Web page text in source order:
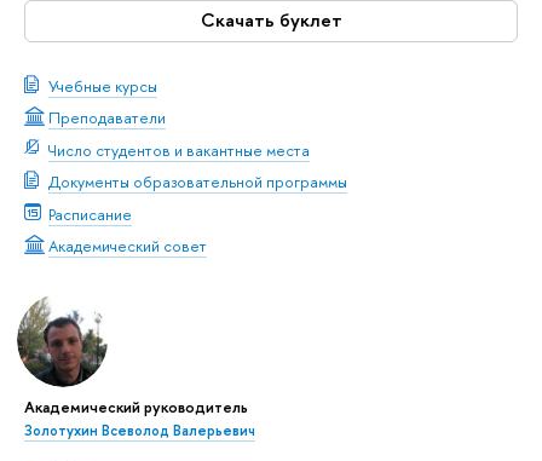
Скачать буклет
Учебные курсы
Преподаватели
Число студентов и вакантные места
Документы образовательной программы
Расписание
Академический совет
Академический руководитель
Золотухин Всеволод Валерьевич